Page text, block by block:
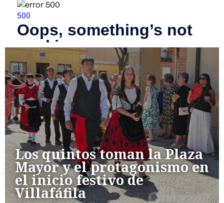
Los quintos toman la Plaza
Mayor y el protagonismo en
el inicio festivo de
Villafáfila